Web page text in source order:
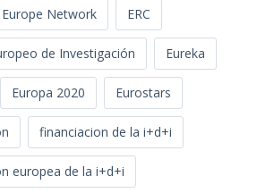
Network ERC
de Investigación Eureka
Europa 2020 Eurostars
financiacion de la i+d+i
europea de la i+d+i